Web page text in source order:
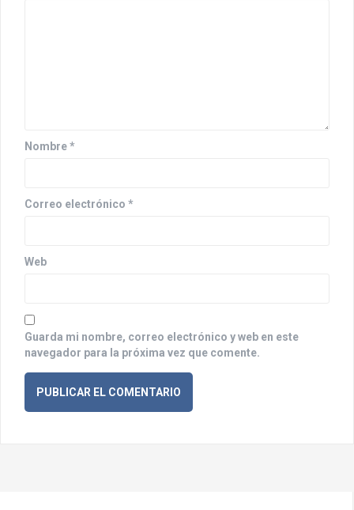
e
t
a
a
s
Nombre*
Correo electrónico *
Web
Guarda mi nombre, correo electrónico y web en este
navegador para la próxima vez que comente.